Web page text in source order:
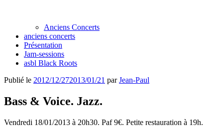
Anciens Concerts
anciens concerts
Présentation
Jam-sessions
asbl Black Roots
Publié le 2012/12/272013/01/21 parJean-Paul
Bass & Voice. Jazz.
Vendredi 18/01/2013 à 20h30. Paf 9€. Petite restauration à 19h.